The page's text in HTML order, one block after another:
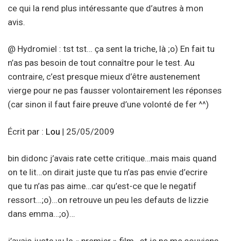
ce qui la rend plus intéressante que d’autres à mon
avis.
@ Hydromiel : tst tst… ça sent la triche, là ;o) En fait tu
n’as pas besoin de tout connaître pour le test. Au
contraire, c’est presque mieux d’être austenement
vierge pour ne pas fausser volontairement les réponses
(car sinon il faut faire preuve d’une volonté de fer ^^)
Écrit par : Lou | 25/05/2009
bin didonc j’avais rate cette critique…mais mais quand
on te lit…on dirait juste que tu n’as pas envie d’ecrire
que tu n’as pas aime…car qu’est-ce que le negatif
ressort…;o)…on retrouve un peu les defauts de lizzie
dans emma…;o)…